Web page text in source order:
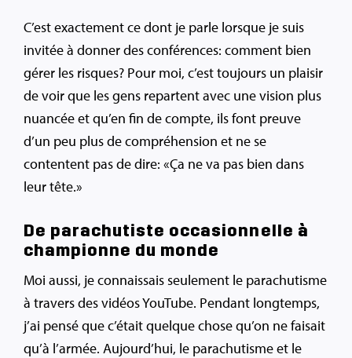
C’est exactement ce dont je parle lorsque je suis
invitée à donner des conférences: comment bien
gérer les risques? Pour moi, c’est toujours un plaisir
de voir que les gens repartent avec une vision plus
nuancée et qu’en fin de compte, ils font preuve
d’un peu plus de compréhension et ne se
contentent pas de dire: «Ça ne va pas bien dans
leur tête.»
De parachutiste occasionnelle à
championne du monde
Moi aussi, je connaissais seulement le parachutisme
à travers des vidéos YouTube. Pendant longtemps,
j’ai pensé que c’était quelque chose qu’on ne faisait
qu’à l’armée. Aujourd’hui, le parachutisme et le